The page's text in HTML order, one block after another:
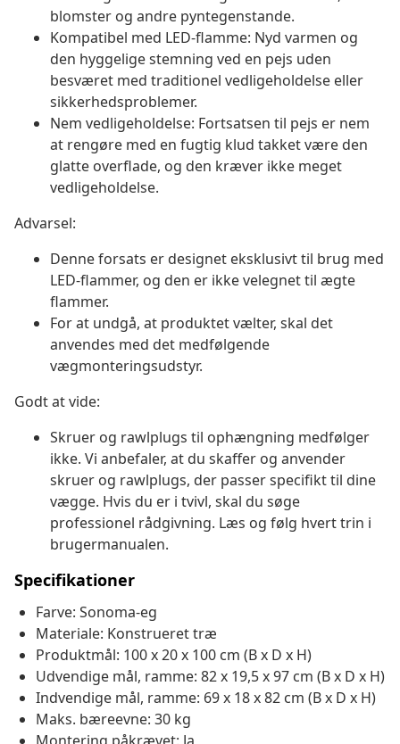
blomster og andre pyntegenstande.
Kompatibel med LED-flamme: Nyd varmen og
den hyggelige stemning ved en pejs uden
besværet med traditionel vedligeholdelse eller
sikkerhedsproblemer.
Nem vedligeholdelse: Fortsatsen til pejs er nem
at rengøre med en fugtig klud takket være den
glatte overflade, og den kræver ikke meget
vedligeholdelse.
Advarsel:
Denne forsats er designet eksklusivt til brug med
LED-flammer, og den er ikke velegnet til ægte
flammer.
For at undgå, at produktet vælter, skal det
anvendes med det medfølgende
vægmonteringsudstyr.
Godt at vide:
Skruer og rawlplugs til ophængning medfølger
ikke. Vi anbefaler, at du skaffer og anvender
skruer og rawlplugs, der passer specifikt til dine
vægge. Hvis du er i tvivl, skal du søge
professionel rådgivning. Læs og følg hvert trin i
brugermanualen.
Specifikationer
Farve: Sonoma-eg
Materiale: Konstrueret træ
Produktmål: 100 x 20 x 100 cm (B x D x H)
Udvendige mål, ramme: 82 x 19,5 x 97 cm (B x D x H)
Indvendige mål, ramme: 69 x 18 x 82 cm (B x D x H)
Maks. bæreevne: 30 kg